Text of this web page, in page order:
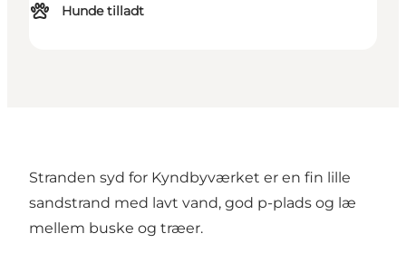
Hunde tilladt
Stranden syd for Kyndbyværket er en fin lille
sandstrand med lavt vand, god p-plads og læ
mellem buske og træer.